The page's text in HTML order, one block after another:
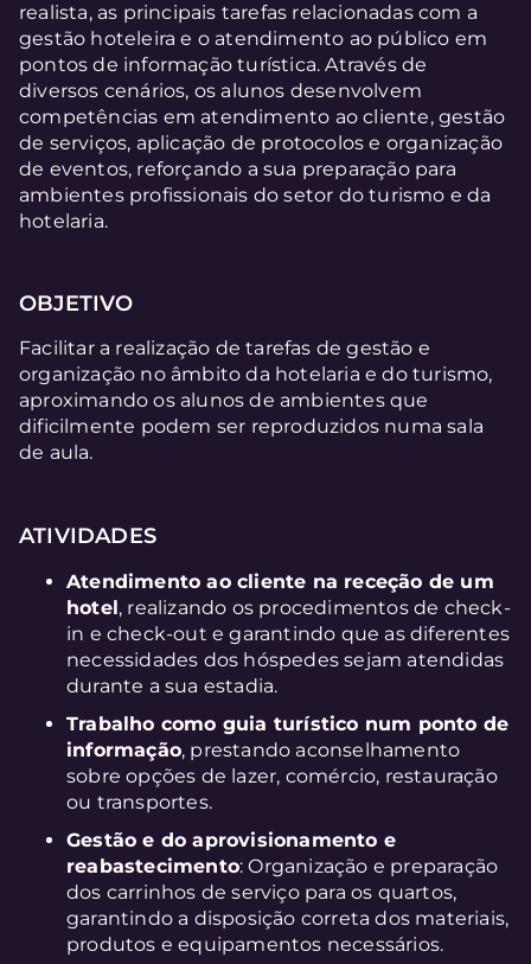
realista, as principais tarefas relacionadas com a
gestão hoteleira e o atendimento ao público em
pontos de informação turística. Através de
diversos cenários, os alunos desenvolvem
competências em atendimento ao cliente, gestão
de serviços, aplicação de protocolos e organização
de eventos, reforçando a sua preparação para
ambientes profissionais do setor do turismo e da
hotelaria.
OBJETIVO
Facilitar a realização de tarefas de gestão e
organização no âmbito da hotelaria e do turismo,
aproximando os alunos de ambientes que
dificilmente podem ser reproduzidos numa sala
de aula.
ATIVIDADES
Atendimento ao cliente na receção de um
hotel, realizando os procedimentos de check-
in e check-out e garantindo que as diferentes
necessidades dos hóspedes sejam atendidas
durante a sua estadia.
Trabalho como guia turístico num ponto de
informação, prestando aconselhamento
sobre opções de lazer, comércio, restauração
ou transportes.
Gestão e do aprovisionamento e
reabastecimento: Organização e preparação
dos carrinhos de serviço para os quartos,
garantindo a disposição correta dos materiais,
produtos e equipamentos necessários.